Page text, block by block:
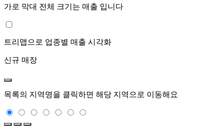
가로 막대 전체 크기는 매출 입니다
트리맵으로 업종별 매출 시각화
신규 매장
목록의 지역명을 클릭하면 해당 지역으로 이동해요